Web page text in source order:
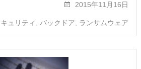
2015年11月16日
ュリティ バックドア ランサムウェア